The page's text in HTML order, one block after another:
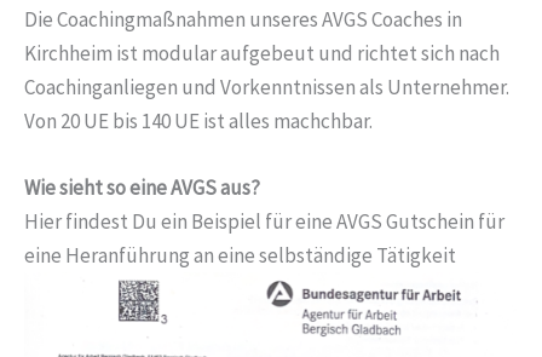
Die Coachingmaßnahmen unseres AVGS Coaches in
Kirchheim ist modular aufgebeut und richtet sich nach
Coachinganliegen und Vorkenntnissen als Unternehmer.
Von 20 UE bis 140 UE ist alles machchbar.
Wie sieht so eine AVGS aus?
Hier findest Du ein Beispiel für eine AVGS Gutschein für
eine Heranführung an eine selbständige Tätigkeit